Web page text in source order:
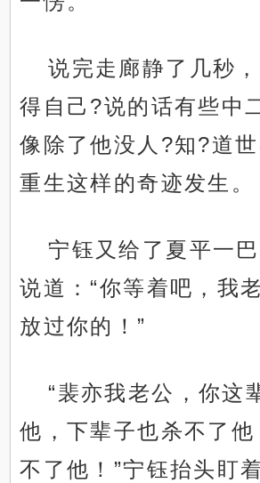
说完走廊静了几秒
得自己?说的话有些中
像除了他没人?知?道
重生这样的奇迹发生。
宁钰又给了夏平一
说道：“你等着吧，我
放过你的！”
“裴亦我老公，你这
他，下辈子也杀不了他
不了他！”宁钰抬头盯